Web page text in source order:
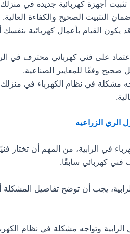
تثبيت أجهزة كهربائية جديدة في
التثبيت الصحيح والكفاءة العالية.
يكون القيام بأعمال كهربائية
على فني كهربائي محترف في
وفقًا للمعايير الصناعية.
مشكلة في نظام الكهرباء في منزلك
الري الزراعيه
في الرابية، من المهم أن تختار
فني كهربائي سابقًا.
يجب أن توضح تفاصيل
وتواجه مشكلة في نظام